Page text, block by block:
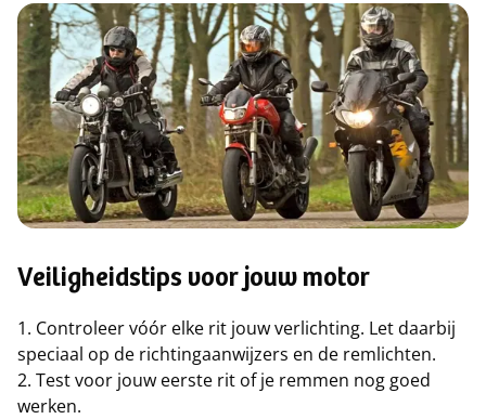
Veiligheidstips voor jouw motor
1. Controleer vóór elke rit jouw verlichting. Let daarbij
speciaal op de richtingaanwijzers en de remlichten.
2. Test voor jouw eerste rit of je remmen nog goed
werken.